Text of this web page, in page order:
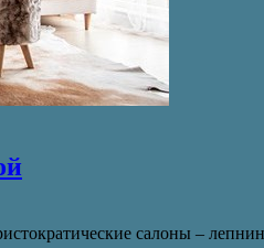
салоны –